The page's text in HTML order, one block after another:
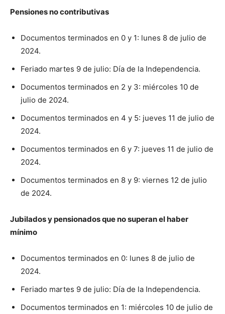
Pensiones no contributivas
Documentos terminados en 0 y 1: lunes 8 de julio de
2024.
Feriado martes 9 de julio: Día de la Independencia.
Documentos terminados en 2 y 3: miércoles 10 de
julio de 2024.
Documentos terminados en 4 y 5: jueves 11 de julio de
2024.
Documentos terminados en 6 y 7: jueves 11 de julio de
2024.
Documentos terminados en 8 y 9: viernes 12 de julio
de 2024.
Jubilados y pensionados que no superan el haber
mínimo
Documentos terminados en 0: lunes 8 de julio de
2024.
Feriado martes 9 de julio: Día de la Independencia.
Documentos terminados en 1: miércoles 10 de julio de